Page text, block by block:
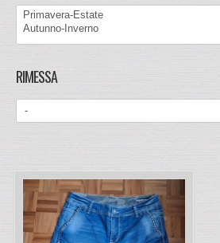
RIMESSA